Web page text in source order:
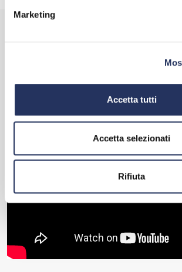
Marketing
Accetta tutti
Accetta selezionati
Rifiuta